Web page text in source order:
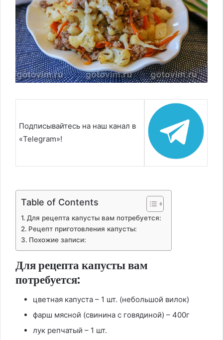
Подписывайтесь на наш канал в
«Telegram»!
Table of Contents
Для рецепта капусты вам потребуется:
Рецепт приготовления капусты:
Похожие записи:
Для рецепта капусты вам
потребуется:
цветная капуста – 1 шт. (небольшой вилок)
фарш мясной (свинина с говядиной) – 400г
лук репчатый – 1 шт.